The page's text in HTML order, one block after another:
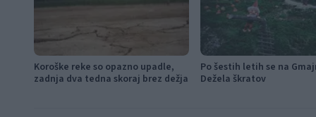
Koroške reke so opazno upadle,
zadnja dva tedna skoraj brez dežja
Po šestih letih se na
Dežela škratov